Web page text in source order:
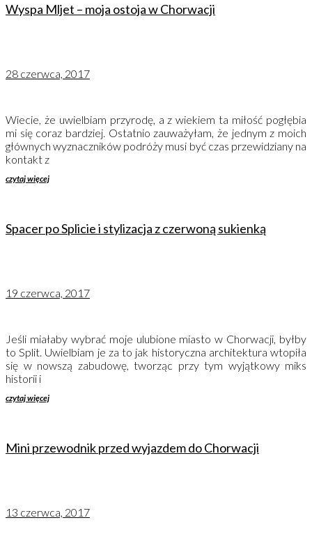
Wyspa Mljet – moja ostoja w Chorwacji
28 czerwca, 2017
Wiecie, że uwielbiam przyrodę, a z wiekiem ta miłość pogłębia
mi się coraz bardziej. Ostatnio zauważyłam, że jednym z moich
głównych wyznaczników podróży musi być czas przewidziany na
kontakt z
czytaj więcej
Spacer po Splicie i stylizacja z czerwoną sukienką
19 czerwca, 2017
Jeśli miałaby wybrać moje ulubione miasto w Chorwacji, byłby
to Split. Uwielbiam je za to jak historyczna architektura wtopiła
się w nowszą zabudowę, tworząc przy tym wyjątkowy miks
historii i
czytaj więcej
Mini przewodnik przed wyjazdem do Chorwacji
13 czerwca, 2017